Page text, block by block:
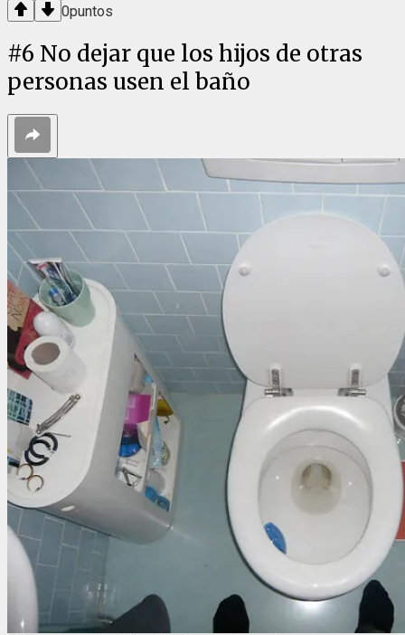
0puntos
#6 No dejar que los hijos de otras
personas usen el baño